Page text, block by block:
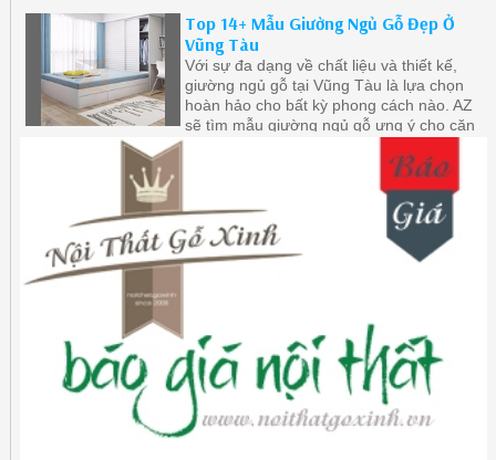
Top 14+ Mẫu Giường Ngủ Gỗ Đẹp Ở
Vũng Tàu
Với sự đa dạng về chất liệu và thiết kế,
giường ngủ gỗ tại Vũng Tàu là lựa chọn
hoàn hảo cho bất kỳ phong cách nào. AZ
sẽ tìm mẫu giường ngủ gỗ ưng ý cho căn